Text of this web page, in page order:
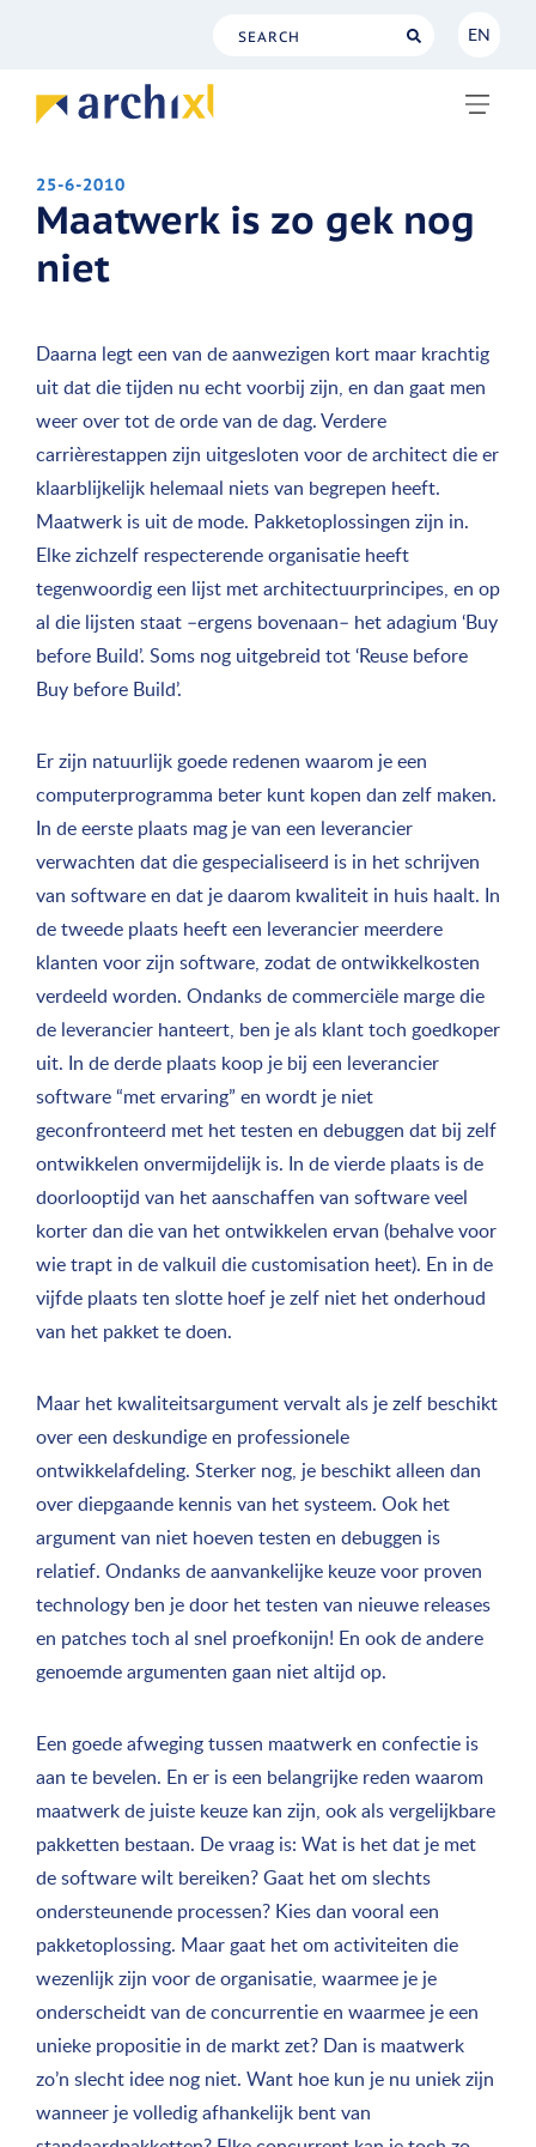
EN
25-6-2010
Maatwerk is zo gek nog
niet
Daarna legt een van de aanwezigen kort maar krachtig
uit dat die tijden nu echt voorbij zijn, en dan gaat men
weer over tot de orde van de dag. Verdere
carrièrestappen zijn uitgesloten voor de architect die er
klaarblijkelijk helemaal niets van begrepen heeft.
Maatwerk is uit de mode. Pakketoplossingen zijn in.
Elke zichzelf respecterende organisatie heeft
tegenwoordig een lijst met architectuurprincipes, en op
al die lijsten staat –ergens bovenaan– het adagium ‘Buy
before Build’. Soms nog uitgebreid tot ‘Reuse before
Buy before Build’.
Er zijn natuurlijk goede redenen waarom je een
computerprogramma beter kunt kopen dan zelf maken.
In de eerste plaats mag je van een leverancier
verwachten dat die gespecialiseerd is in het schrijven
van software en dat je daarom kwaliteit in huis haalt. In
de tweede plaats heeft een leverancier meerdere
klanten voor zijn software, zodat de ontwikkelkosten
verdeeld worden. Ondanks de commerciële marge die
de leverancier hanteert, ben je als klant toch goedkoper
uit. In de derde plaats koop je bij een leverancier
software “met ervaring” en wordt je niet
geconfronteerd met het testen en debuggen dat bij zelf
ontwikkelen onvermijdelijk is. In de vierde plaats is de
doorlooptijd van het aanschaffen van software veel
korter dan die van het ontwikkelen ervan (behalve voor
wie trapt in de valkuil die customisation heet). En in de
vijfde plaats ten slotte hoef je zelf niet het onderhoud
van het pakket te doen.
Maar het kwaliteitsargument vervalt als je zelf beschikt
over een deskundige en professionele
ontwikkelafdeling. Sterker nog, je beschikt alleen dan
over diepgaande kennis van het systeem. Ook het
argument van niet hoeven testen en debuggen is
relatief. Ondanks de aanvankelijke keuze voor proven
technology ben je door het testen van nieuwe releases
en patches toch al snel proefkonijn! En ook de andere
genoemde argumenten gaan niet altijd op.
Een goede afweging tussen maatwerk en confectie is
aan te bevelen. En er is een belangrijke reden waarom
maatwerk de juiste keuze kan zijn, ook als vergelijkbare
pakketten bestaan. De vraag is: Wat is het dat je met
de software wilt bereiken? Gaat het om slechts
ondersteunende processen? Kies dan vooral een
pakketoplossing. Maar gaat het om activiteiten die
wezenlijk zijn voor de organisatie, waarmee je je
onderscheidt van de concurrentie en waarmee je een
unieke propositie in de markt zet? Dan is maatwerk
zo’n slecht idee nog niet. Want hoe kun je nu uniek zijn
wanneer je volledig afhankelijk bent van